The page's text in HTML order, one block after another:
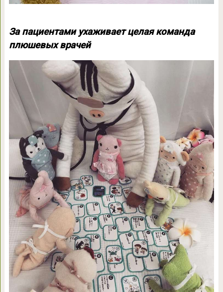
За пациентами ухаживает целая команда
плюшевых врачей